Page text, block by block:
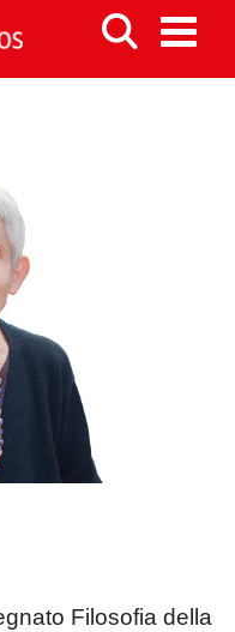
Filosofia della